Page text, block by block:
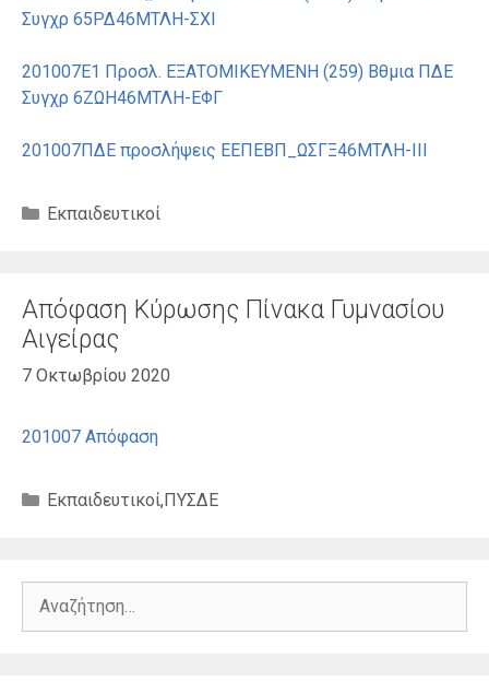
Συγχρ 65ΡΔ46ΜΤΛΗ-ΣΧΙ
201007Ε1 Προσλ. ΕΞΑΤΟΜΙΚΕΥΜΕΝΗ (259) Βθμια ΠΔΕ
Συγχρ 6ΖΩΗ46ΜΤΛΗ-ΕΦΓ
201007ΠΔΕ προσλήψεις ΕΕΠΕΒΠ_ΩΣΓΞ46ΜΤΛΗ-ΙΙΙ
Κατηγορίες
Εκπαιδευτικοί
Απόφαση Κύρωσης Πίνακα Γυμνασίου
Αιγείρας
7 Οκτωβρίου 2020
201007 Απόφαση
Κατηγορίες
Εκπαιδευτικοί,ΠΥΣΔΕ
Αναζήτηση